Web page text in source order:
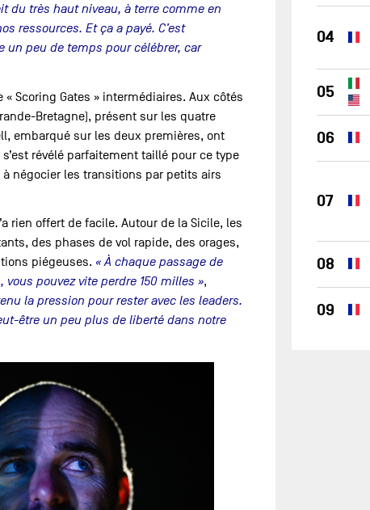
du très haut niveau, à terre comme en
ressources. Et ça a payé. C’est
un peu de temps pour célébrer, car
Scoring Gates » intermédiaires. Aux côtés
Bretagne), présent sur les quatre
embarqué sur les deux premières, ont
révélé parfaitement taillé pour ce type
négocier les transitions par petits airs
rien offert de facile. Autour de la Sicile, les
des phases de vol rapide, des orages,
piégeuses. « À chaque passage de
pouvez vite perdre 150 milles »,
la pression pour rester avec les leaders.
être un peu plus de liberté dans notre
04
05
06
07
08
09